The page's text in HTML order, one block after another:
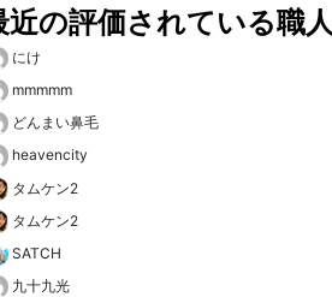
近の評価されている職人
にけ
mmmmm
どんまい鼻毛
heavencity
タムケン2
タムケン2
SATCH
九十九光